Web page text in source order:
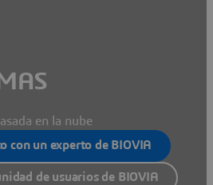
en la nube
con un experto de BIOVIA
de usuarios de BIOVIA